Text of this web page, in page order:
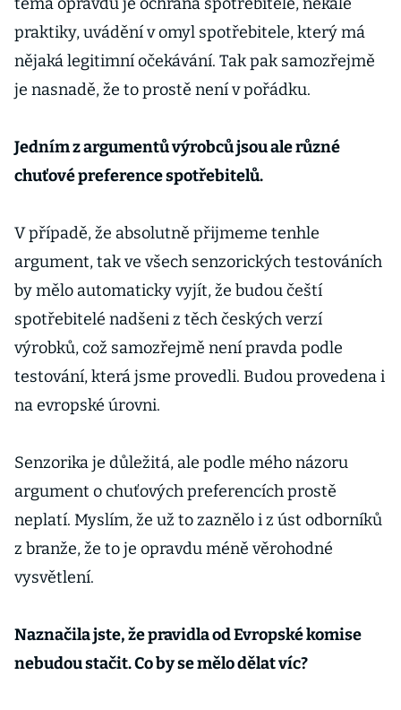
praktiky, uvádění v omyl spotřebitele, který má
nějaká legitimní očekávání. Tak pak samozřejmě
je nasnadě, že to prostě není v pořádku.
Jedním z argumentů výrobců jsou ale různé
chuťové preference spotřebitelů.
V případě, že absolutně přijmeme tenhle
argument, tak ve všech senzorických testováních
by mělo automaticky vyjít, že budou čeští
spotřebitelé nadšeni z těch českých verzí
výrobků, což samozřejmě není pravda podle
testování, která jsme provedli. Budou provedena i
na evropské úrovni.
Senzorika je důležitá, ale podle mého názoru
argument o chuťových preferencích prostě
neplatí. Myslím, že už to zaznělo i z úst odborníků
z branže, že to je opravdu méně věrohodné
vysvětlení.
Naznačila jste, že pravidla od Evropské komise
nebudou stačit. Co by se mělo dělat víc?